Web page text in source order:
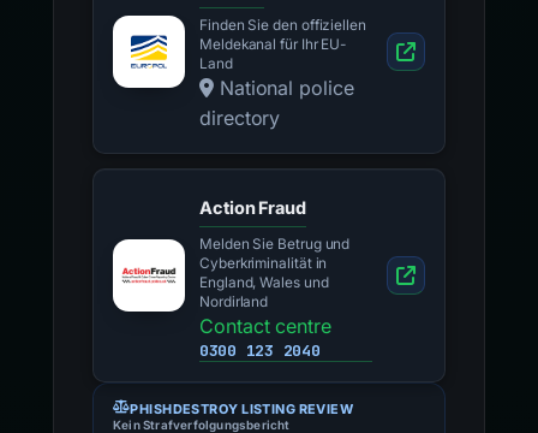
Finden Sie den offiziellen
Meldekanal für Ihr EU-
Land
National police
directory
Action Fraud
Melden Sie Betrug und
Cyberkriminalität in
England, Wales und
Nordirland
Contact centre
0300 123 2040
PHISHDESTROY LISTING REVIEW
Kein Strafverfolgungsbericht